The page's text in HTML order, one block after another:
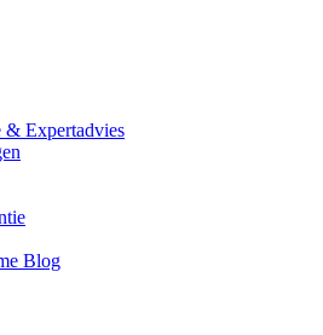
& Expertadvies
Blog